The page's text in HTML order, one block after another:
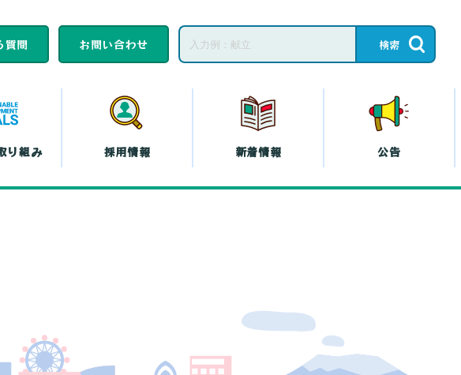
質問 お問い合わせ
り組み 採用情報 新着情報 公告